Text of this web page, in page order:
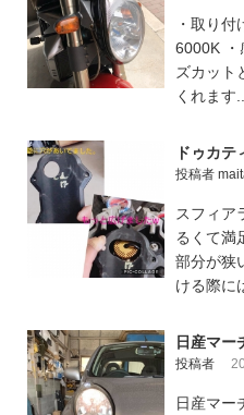
・取り
6000K
ズカット
くれます..
ドゥカ
投稿者
スフィア
るくて満
部分が狭
ける際に
日産マー
投稿者
日産マー